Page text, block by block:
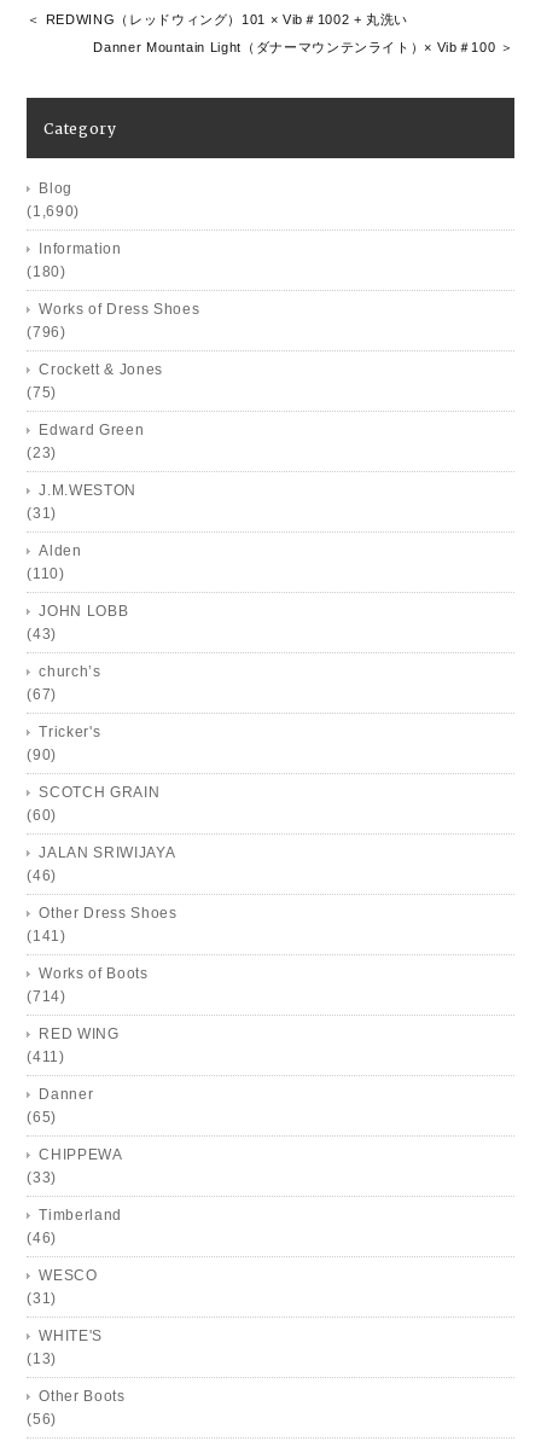
＜ REDWING（レッドウィング）101 × Vib＃1002 + 丸洗い
Danner Mountain Light（ダナーマウンテンライト）× Vib＃100 ＞
Category
Blog
(1,690)
Information
(180)
Works of Dress Shoes
(796)
Crockett & Jones
(75)
Edward Green
(23)
J.M.WESTON
(31)
Alden
(110)
JOHN LOBB
(43)
church’s
(67)
Tricker's
(90)
SCOTCH GRAIN
(60)
JALAN SRIWIJAYA
(46)
Other Dress Shoes
(141)
Works of Boots
(714)
RED WING
(411)
Danner
(65)
CHIPPEWA
(33)
Timberland
(46)
WESCO
(31)
WHITE'S
(13)
Other Boots
(56)